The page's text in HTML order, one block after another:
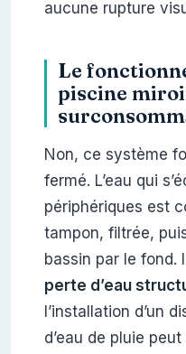
aucune rupture
Le
piscine
Non, ce système
fermé. L’eau qui
périphériques est
tampon, filtrée,
bassin par le fond.
perte d’eau
l’installation d’un
d’eau de pluie